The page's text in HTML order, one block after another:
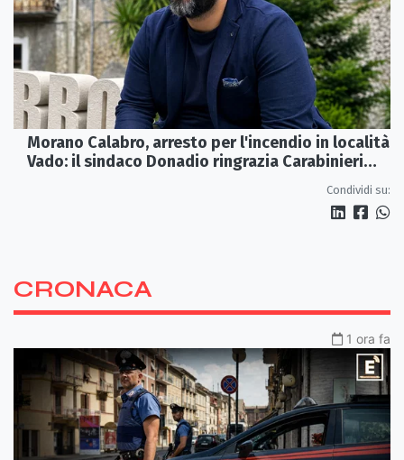
Morano Calabro, arresto per l'incendio in località
Vado: il sindaco Donadio ringrazia Carabinieri
Condividi su:
CRONACA
1 ora fa